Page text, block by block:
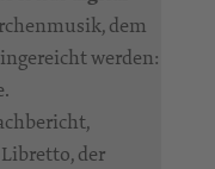
dem
werden:
der